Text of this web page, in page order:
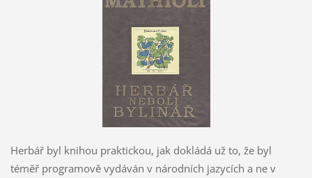
Herbář byl knihou praktickou, jak dokládá už to, že byl
téměř programově vydáván v národních jazycích a ne v